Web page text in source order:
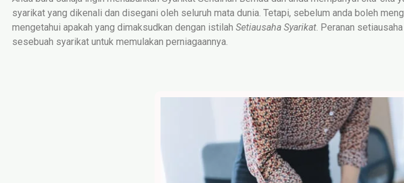
syarikat yang dikenali dan disegani oleh seluruh mata dunia. Tetapi, sebelum anda boleh
mengetahui apakah yang dimaksudkan dengan istilah Setiausaha Syarikat. Peranan
sesebuah syarikat untuk memulakan perniagaannya.